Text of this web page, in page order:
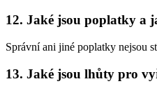
12. Jaké jsou poplatky a
Správní ani jiné poplatky nejsou
13. Jaké jsou lhůty pro